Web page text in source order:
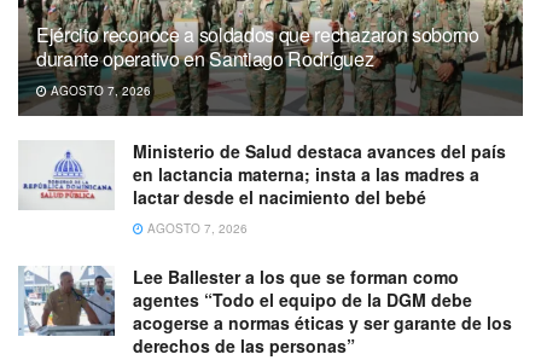
Ejército reconoce a soldados que rechazaron soborno
durante operativo en Santiago Rodríguez
AGOSTO 7, 2026
Ministerio de Salud destaca avances del país
en lactancia materna; insta a las madres a
lactar desde el nacimiento del bebé
AGOSTO 7, 2026
Lee Ballester a los que se forman como
agentes “Todo el equipo de la DGM debe
acogerse a normas éticas y ser garante de los
derechos de las personas”